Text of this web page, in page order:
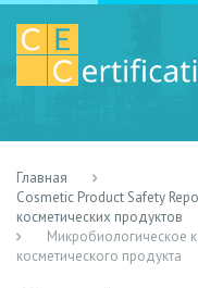
Главная
Cosmetic Product Safety
косметических продуктов
Микробиологическое
косметического продукта